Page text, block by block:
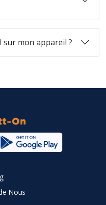
sur mon appareil ?
Nous